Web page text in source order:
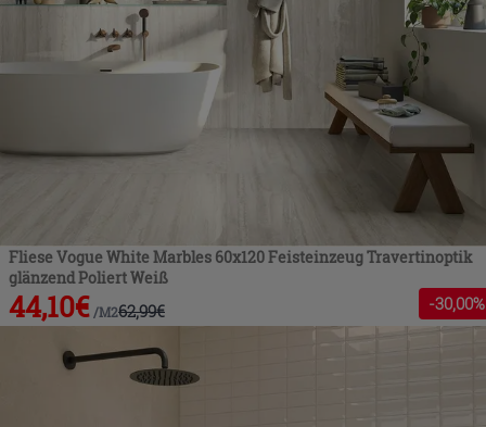
Fliese Vogue White Marbles 60x120 Feisteinzeug Travertinoptik
glänzend Poliert Weiß
44,10€ /M262,99€ -30,00%